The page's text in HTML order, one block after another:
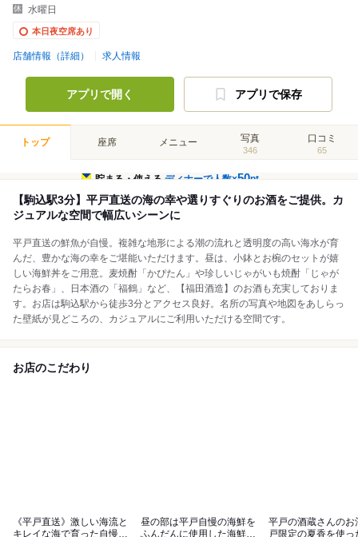
水曜日
本日夜空席あり
店舗情報（詳細） 求人情報
アプリで開く アプリで保存
トップ 座席 メニュー 写真
346
口コミ
65
貯まる・使えるディナーで人数×50pt
【駒込駅3分】平戸直送の海の幸や選りすぐりのお酒をご提供。カ
ジュアルな空間で幅広いシーンに
平戸直送の鮮魚が自慢。複雑な地形による潮の流れと透明度の高い海水が育
んだ、豊かな海の幸をご堪能いただけます。昼は、小鉢とお椀のセットが嬉
しい海鮮丼をご用意。麦焼酎「かぴたん」や珍しいじゃがいも焼酎「じゃが
たらお春」、日本酒の「福鶴」など、【福田酒造】のお酒も充実しておりま
す。お店は駒込駅から徒歩3分とアクセス良好。名所の写真や地図をあしらっ
た壁紙が見どころの、カジュアルにご利用いただける空間です。
お店のこだわり
《平戸直送》激しい海流と
キレイな海で育った自慢の
昼の部は平戸自慢の海鮮を
ふんだんに使用した海鮮丼
平戸の酒蔵さんのお
戸限定の夏香を使っ